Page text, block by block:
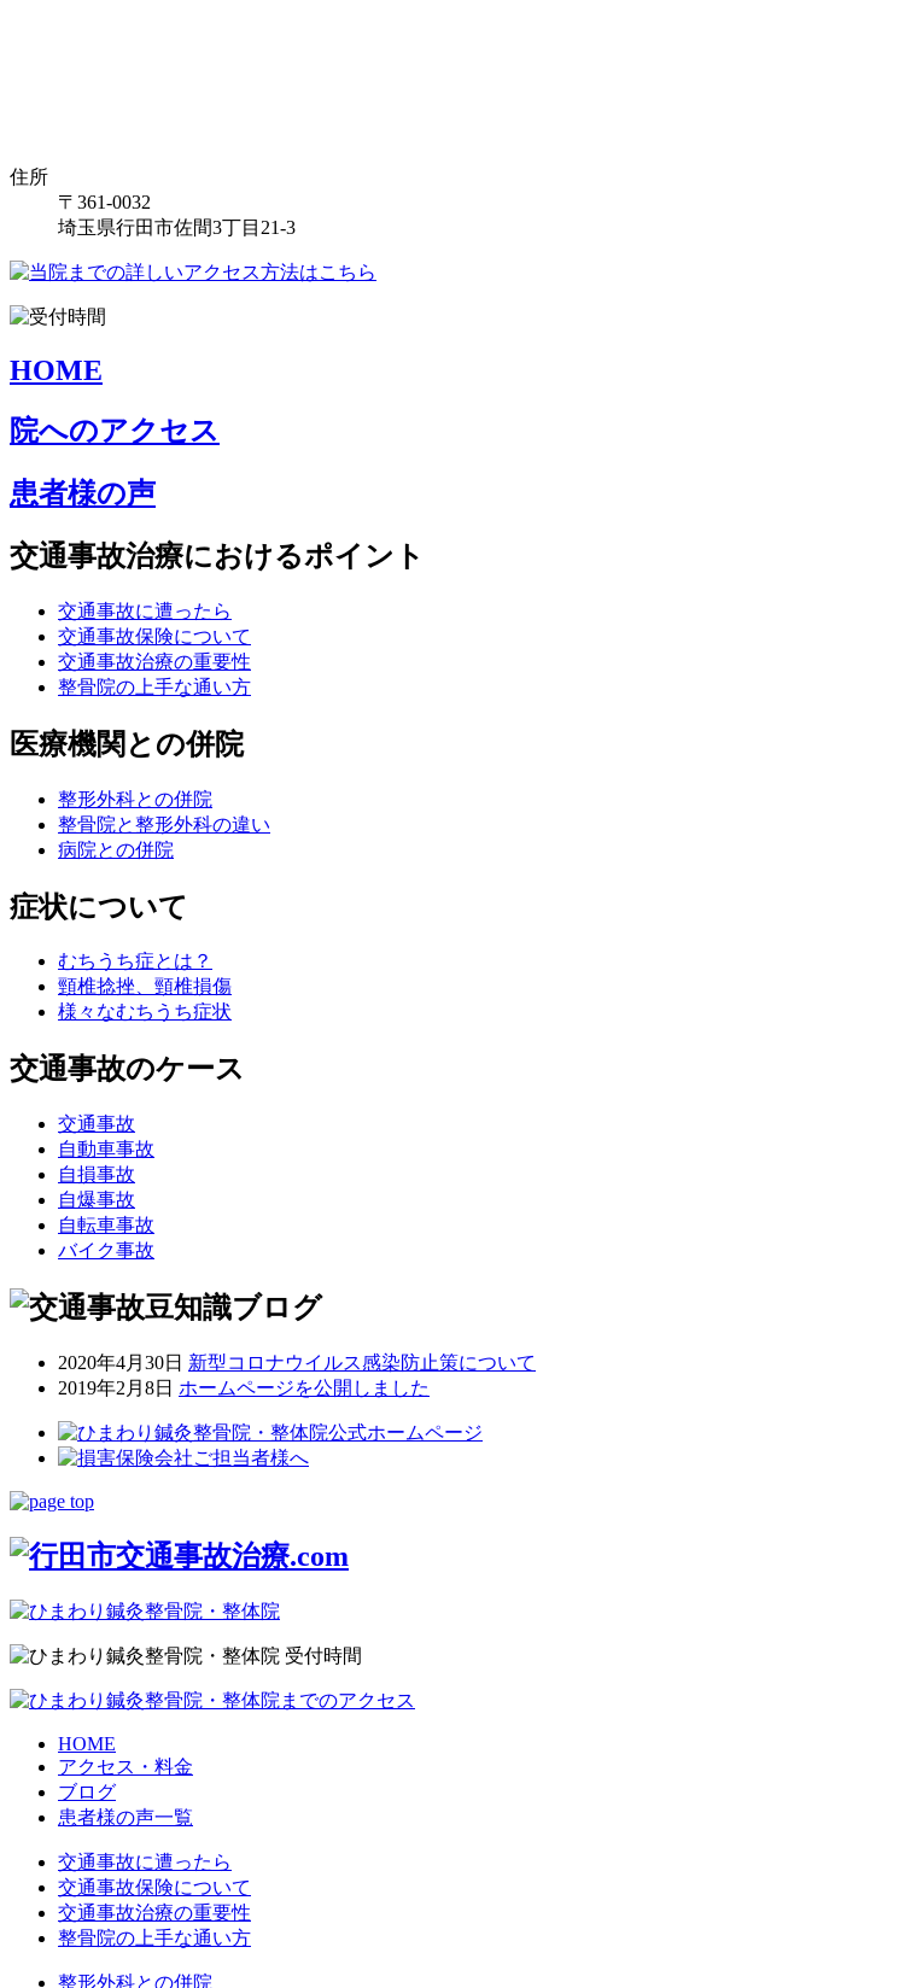
住所
〒361-0032
埼玉県行田市佐間3丁目21-3
HOME
院へのアクセス
患者様の声
交通事故治療におけるポイント
交通事故に遭ったら
交通事故保険について
交通事故治療の重要性
整骨院の上手な通い方
医療機関との併院
整形外科との併院
整骨院と整形外科の違い
病院との併院
症状について
むちうち症とは？
頸椎捻挫、頸椎損傷
様々なむちうち症状
交通事故のケース
交通事故
自動車事故
自損事故
自爆事故
自転車事故
バイク事故
2020年4月30日 新型コロナウイルス感染防止策について
2019年2月8日 ホームページを公開しました
HOME
アクセス・料金
ブログ
患者様の声一覧
交通事故に遭ったら
交通事故保険について
交通事故治療の重要性
整骨院の上手な通い方
整形外科との併院